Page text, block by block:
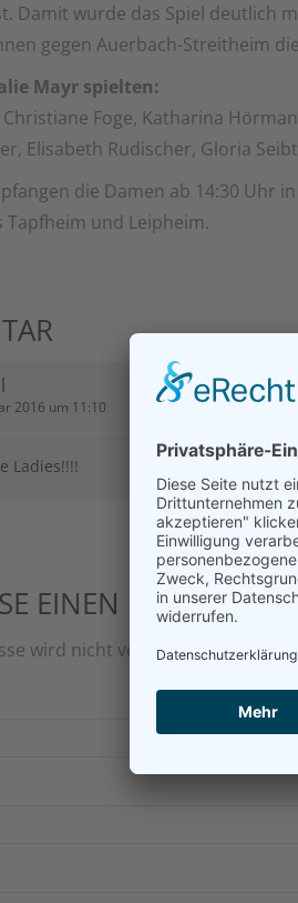
Damit wurde das Spiel deutlich
gegen Auerbach-Streitheim
Mayr spielten:
Foge, Katharina
Elisabeth Rudischer, Gloria
die Damen ab 14:30
Tapfheim und Leipheim.
2016 um 11:10
Ladies!!!!
EINEN
wird nicht veröffentlicht.